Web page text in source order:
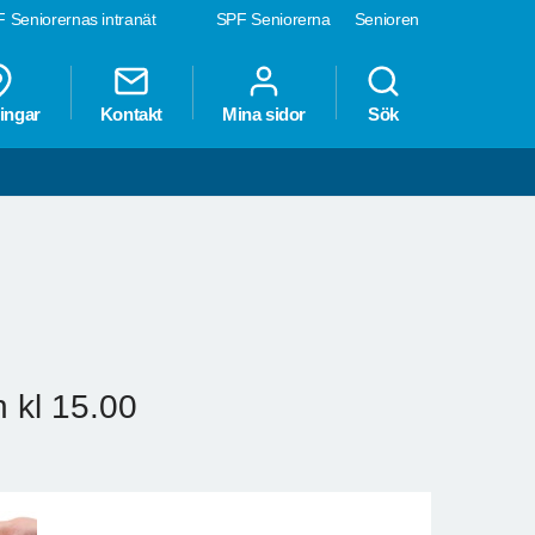
SPF Seniorerna Senioren
Seniorernas intranät
Kontakt Mina sidor Sök
kl 15.00